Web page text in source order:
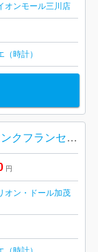
オンモール三川店
（時計）
Cartier カルティエ タンクフランセーズSM ブランド 腕時計
円
オン・ドール加茂